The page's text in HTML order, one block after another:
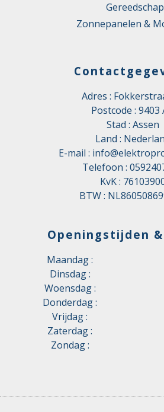
Gereedschap
Zonnepanelen &
Adres :
Postcode : 9403
Stad : Assen
Land :
E-mail :
Telefoon :
KvK :
BTW :
Openingstijden
Maandag :
Dinsdag :
Woensdag :
Donderdag :
Vrijdag :
Zaterdag :
Zondag :